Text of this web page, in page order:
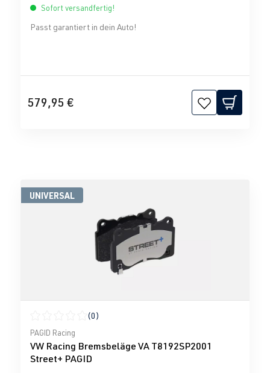
Sofort versandfertig!
Passt garantiert in dein Auto!
579,95 €
UNIVERSAL
Durchschnittliche Bewertung von 0 von 5 Sternen
(0)
PAGID Racing
VW Racing Bremsbeläge VA T8192SP2001
Street+ PAGID